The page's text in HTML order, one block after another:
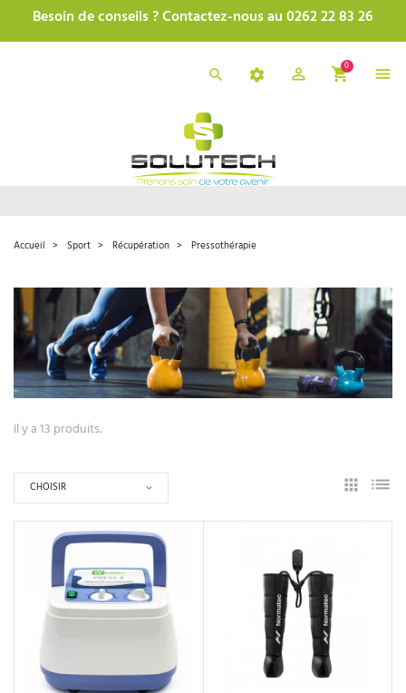
Besoin de conseils ? Contactez-nous au 0262 22 83 26
0
Accueil Sport Récupération Pressothérapie
Il y a 13 produits.
CHOISIR